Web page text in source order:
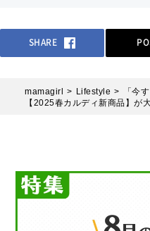
SHARE
mamagirl Lifestyle
「今
【2025春カルディ新商品】が